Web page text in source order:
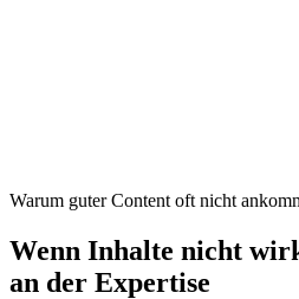
Warum guter Content oft nicht
Wenn Inhalte nicht
an der Expertise